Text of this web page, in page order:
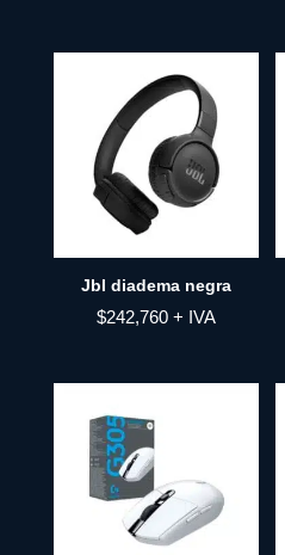
Jbl diadema negra
$242,760 + IVA